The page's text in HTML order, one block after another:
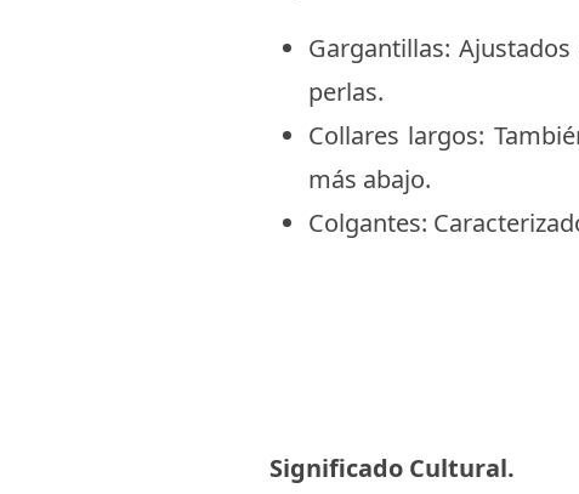
Gargantillas:
perlas.
Collares largos:
más abajo.
Colgantes:
Significado Cultural.